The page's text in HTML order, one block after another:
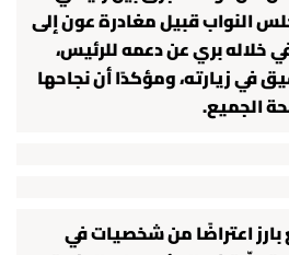
النواب قبيل مغادرة عون إلى
خلاله بري عن دعمه للرئيس،
في زيارته، ومؤكدًا أن نجاحها
الجميع.
بارز اعتراضًا من شخصيات في